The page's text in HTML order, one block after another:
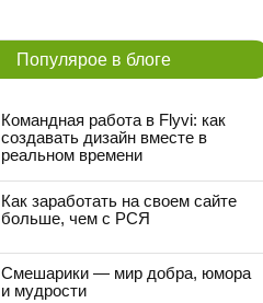
Популярое в блоге
Командная работа в Flyvi: как
создавать дизайн вместе в
реальном времени
Как заработать на своем сайте
больше, чем с РСЯ
Смешарики — мир добра, юмора
и мудрости